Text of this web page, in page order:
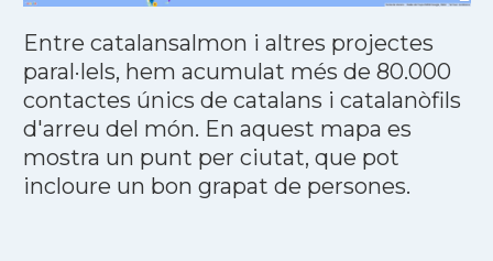
Entre catalansalmon i altres projectes
paral·lels, hem acumulat més de 80.000
contactes únics de catalans i catalanòfils
d'arreu del món. En aquest mapa es
mostra un punt per ciutat, que pot
incloure un bon grapat de persones.